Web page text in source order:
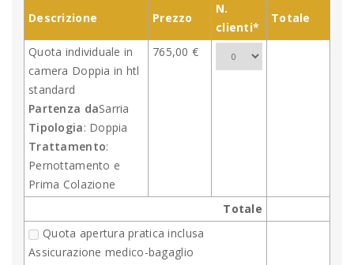
Descrizione Prezzo
N.
clienti*
Totale
Quota individuale in
camera Doppia in htl
standard
Partenza daSarria
Tipologia: Doppia
Trattamento:
Pernottamento e
Prima Colazione
765,00 €
Totale
Quota apertura pratica inclusa
Assicurazione medico-bagaglio